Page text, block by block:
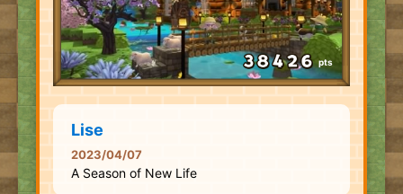
pts
Lise
2023/04/07
A Season of New Life